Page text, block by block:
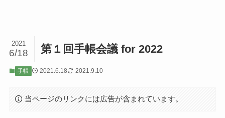
第１回手帳会議 for 2022
2021
6/18
手帳 2021.6.18 2021.9.10
当ページのリンクには広告が含まれています。